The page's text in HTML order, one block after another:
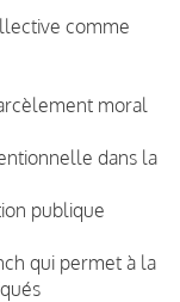
comme
moral
dans la
publique
qui permet à la